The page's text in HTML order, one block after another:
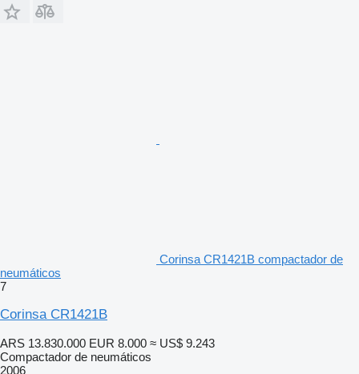
Corinsa CR1421B compactador de
neumáticos
7
Corinsa CR1421B
ARS 13.830.000 EUR 8.000 ≈ US$ 9.243
Compactador de neumáticos
2006